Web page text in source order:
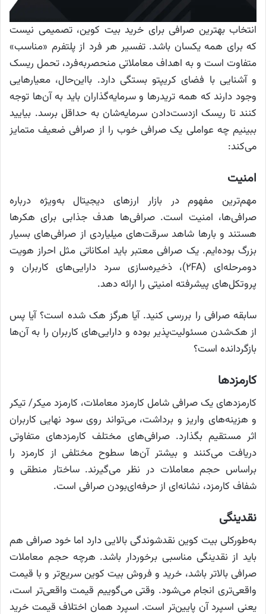
انتخاب بهترین صرافی برای خرید بیت کوین، تصمیمی نیست
که برای همه یکسان باشد. تفسیر هر فرد از پلتفرم «مناسب»
متفاوت است و به اهداف معاملاتی منحصربه‌فرد، تحمل ریسک
و آشنایی با فضای کریپتو بستگی دارد. بااین‌حال، معیارهایی
وجود دارند که همه تریدرها و سرمایه‌گذاران باید به آن‌ها توجه
کنند تا ریسک ازدست‌دادن سرمایه‌شان به حداقل برسد. بیایید
ببینیم چه عواملی یک صرافی خوب را از صرافی ضعیف متمایز
می‌کند:
امنیت
مهم‌ترین مفهوم در بازار ارزهای دیجیتال به‌ویژه درباره
صرافی‌ها، امنیت است. صرافی‌ها هدف جذابی برای هکرها
هستند و بارها شاهد سرقت‌های میلیاردی از صرافی‌های بسیار
بزرگ بوده‌ایم. یک صرافی معتبر باید امکاناتی مثل احراز هویت
دومرحله‌ای (2FA)، ذخیره‌سازی سرد دارایی‌های کاربران و
پروتکل‌های پیشرفته امنیتی را ارائه دهد.
سابقه صرافی را بررسی کنید. آیا هرگز هک شده است؟ آیا پس
از هک‌شدن مسئولیت‌پذیر بوده و دارایی‌های کاربران را به آن‌ها
بازگردانده است؟
کارمزدها
کارمزدهای یک صرافی شامل کارمزد معاملات، کارمزد میکر/ تیکر
و هزینه‌های واریز و برداشت، می‌تواند روی سود نهایی کاربران
اثر مستقیم بگذارد. صرافی‌های مختلف کارمزدهای متفاوتی
دریافت می‌کنند و بیشتر آن‌ها سطوح مختلفی از کارمزد را
براساس حجم معاملات در نظر می‌گیرند. ساختار منطقی و
شفاف کارمزد، نشانه‌ای از حرفه‌ای‌بودن صرافی است.
نقدینگی
به‌طورکلی بیت کوین نقدشوندگی بالایی دارد اما خود صرافی هم
باید از نقدینگی مناسبی برخوردار باشد. هرچه حجم معاملات
صرافی بالاتر باشد، خرید و فروش بیت کوین سریع‌تر و با قیمت
واقعی‌تری انجام می‌شود. وقتی می‌گوییم قیمت واقعی‌تر است،
یعنی اسپرد آن پایین‌تر است. اسپرد همان اختلاف قیمت خرید